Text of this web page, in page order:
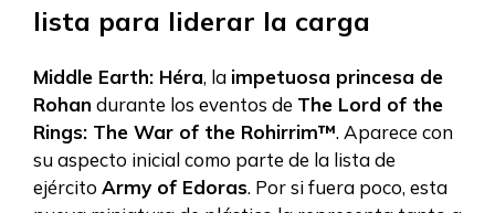
lista para liderar la carga
Middle Earth: Héra, la impetuosa princesa de
Rohan durante los eventos de The Lord of the
Rings: The War of the Rohirrim™. Aparece con
su aspecto inicial como parte de la lista de
ejército Army of Edoras. Por si fuera poco, esta